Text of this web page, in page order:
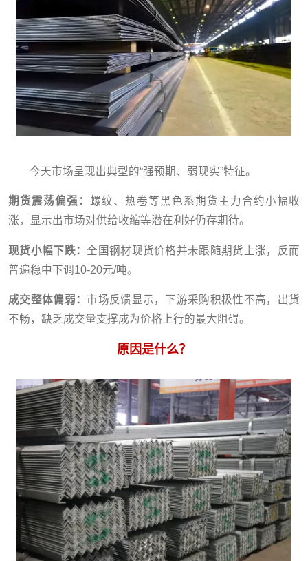
今天市场呈现出典型的“强预期、弱现实”特征。
期货震荡偏强： 螺纹、热卷等黑色系期货主力合约小幅收
涨，显示出市场对供给收缩等潜在利好仍存期待。
现货小幅下跌：全国钢材现货价格并未跟随期货上涨，反而
普遍稳中下调10-20元/吨。
成交整体偏弱：市场反馈显示，下游采购积极性不高，出货
不畅，缺乏成交量支撑成为价格上行的最大阻碍。
原因是什么？